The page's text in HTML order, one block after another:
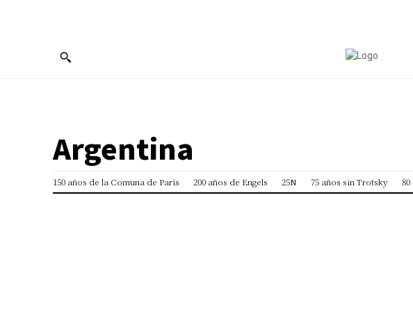
Argentina
150 años de la Comuna de París 200 años de Engels 25N 75 años sin Trotsky